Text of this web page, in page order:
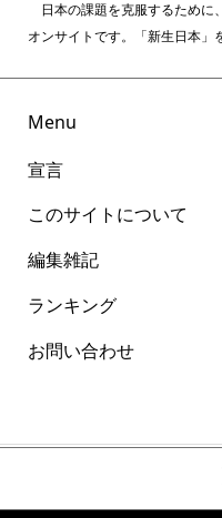
日本の課題を克服するために
オンサイトです。「新生日本」
Menu
宣言
このサイトについて
編集雑記
ランキング
お問い合わせ